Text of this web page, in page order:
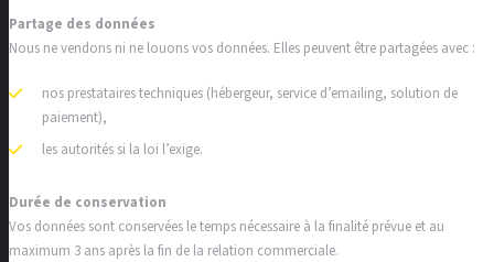
Partage des données
Nous ne vendons ni ne louons vos données. Elles peuvent être partagées avec :
nos prestataires techniques (hébergeur, service d’emailing, solution de
paiement),
les autorités si la loi l’exige.
Durée de conservation
Vos données sont conservées le temps nécessaire à la finalité prévue et au
maximum 3 ans après la fin de la relation commerciale.